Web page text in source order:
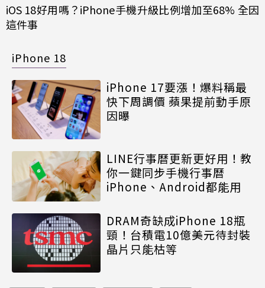
iOS 18好用嗎？iPhone手機升級比例增加至68% 全因
這件事
iPhone 18
iPhone 17要漲！爆料稱最
快下周調價 蘋果提前動手原
因曝
LINE行事曆更新更好用！教
你一鍵同步手機行事曆
iPhone、Android都能用
DRAM奇缺成iPhone 18瓶
頸！台積電10億美元待封裝
晶片只能枯等